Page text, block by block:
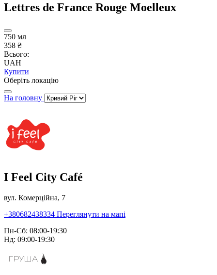
Lettres de France Rouge Moelleux
750 мл
358 ₴
Всього:
UAH
Купити
Оберіть локацію
На головну
I Feel City Café
вул. Комерційна, 7
+380682438334 Переглянути на мапі
Пн-Сб: 08:00-19:30
Нд: 09:00-19:30